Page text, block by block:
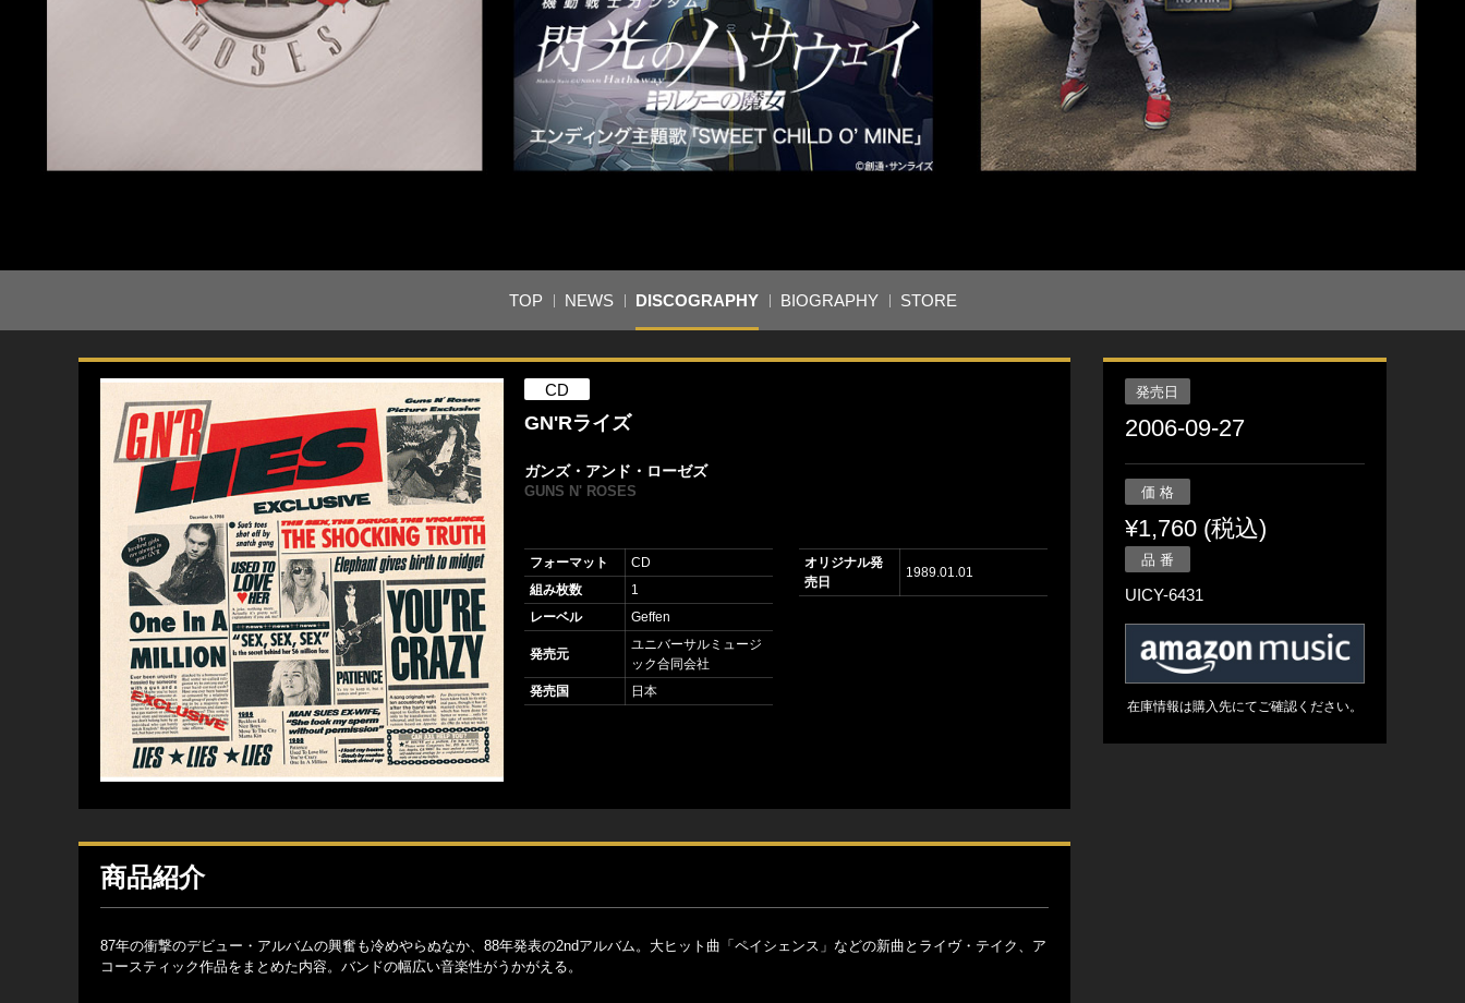
TOP NEWS DISCOGRAPHY BIOGRAPHY STORE
CD
GN'Rライズ
ガンズ・アンド・ローゼズ
GUNS N' ROSES
フォーマット
CD
組み枚数
1
レーベル
Geffen
発売元
ユニバーサルミュージ
ック合同会社
発売国
日本
オリジナル発
売日
1989.01.01
商品紹介
87年の衝撃のデビュー・アルバムの興奮も冷めやらぬなか、88年発表の2ndアルバム。大ヒット曲「ペイシェンス」などの新曲とライヴ・テイク、ア
コースティック作品をまとめた内容。バンドの幅広い音楽性がうかがえる。
発売日
2006-09-27
価 格
¥1,760 (税込)
品 番
UICY-6431
在庫情報は購入先にてご確認ください。